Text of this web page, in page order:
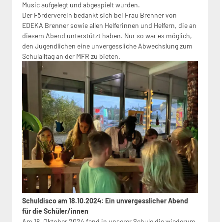
Music aufgelegt und abgespielt wurden.
Der Förderverein bedankt sich bei Frau Brenner von
EDEKA Brenner sowie allen Helferinnen und Helfern, die an
diesem Abend unterstützt haben. Nur so war es möglich,
den Jugendlichen eine unvergessliche Abwechslung zum
Schulalltag an der MFR zu bieten.
Schuldisco am 18.10.2024: Ein unvergesslicher Abend
für die Schüler/innen